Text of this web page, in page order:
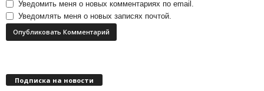
Уведомить меня о новых комментариях по email.
Уведомлять меня о новых записях почтой.
Подписка на новости